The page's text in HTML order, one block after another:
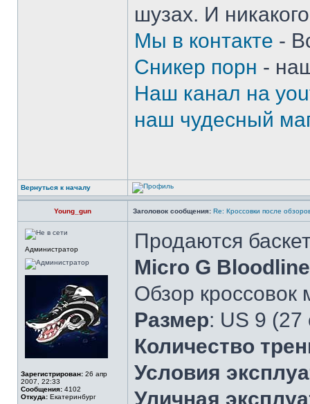
шузах. И
Мы в контакте -
Сникер порн -
Наш канал на
наш чудесный
Вернуться к началу
Young_gun Заголовок сообщения: Re: Кроссовки после
Администратор
Зарегистрирован: 26 апр
2007, 22:33
Сообщения: 4102
Откуда: Екатеринбург
Продаются
Micro G Bloodline
Обзор
Размер: US 9 (27
Количество
Условия
Уличная